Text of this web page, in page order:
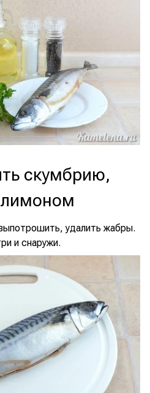
скумбрию,
удалить жабры.
и снаружи.